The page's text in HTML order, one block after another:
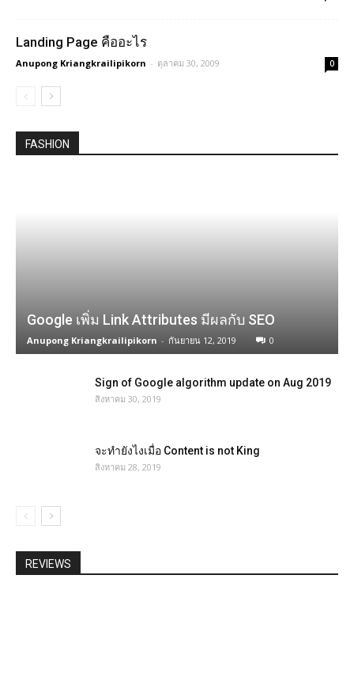
Landing Page คืออะไร
Anupong Kriangkrailipikorn - ตุลาคม 30, 2009 0
FASHION
Google เพิ่ม Link Attributes มีผลกับ SEO
Anupong Kriangkrailipikorn - กันยายน 12, 2019 0
Sign of Google algorithm update on Aug 2019
สิงหาคม 30, 2019
จะทำยังไงเมื่อ Content is not King
สิงหาคม 28, 2019
REVIEWS